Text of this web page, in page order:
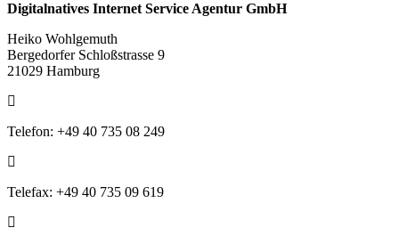
Digitalnatives Internet Service Agentur GmbH
Heiko Wohlgemuth
Bergedorfer Schloßstrasse 9
21029 Hamburg
Telefon: +49 40 735 08 249
Telefax: +49 40 735 09 619